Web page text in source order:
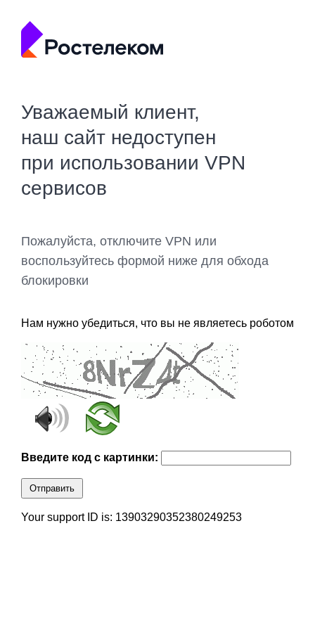
Уважаемый клиент,
наш сайт недоступен
при использовании VPN
сервисов
Пожалуйста, отключите VPN или
воспользуйтесь формой ниже для обхода
блокировки
Нам нужно убедиться, что вы не являетесь роботом
Введите код с картинки:
Отправить
Your support ID is: 13903290352380249253